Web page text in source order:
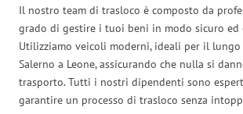
Il nostro team di trasloco è composto da
grado di gestire i tuoi beni in modo sicuro ed
Utilizziamo veicoli moderni, ideali per il
Salerno a Leone, assicurando che nulla si
trasporto. Tutti i nostri dipendenti sono
garantire un processo di trasloco senza